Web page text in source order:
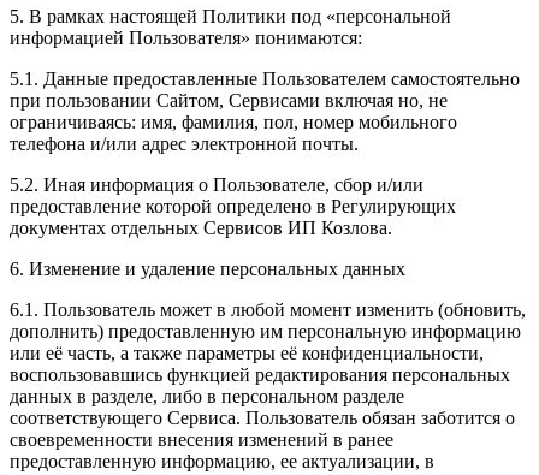
5. В рамках настоящей Политики под «персональной
информацией Пользователя» понимаются:
5.1. Данные предоставленные Пользователем самостоятельно
при пользовании Сайтом, Сервисами включая но, не
ограничиваясь: имя, фамилия, пол, номер мобильного
телефона и/или адрес электронной почты.
5.2. Иная информация о Пользователе, сбор и/или
предоставление которой определено в Регулирующих
документах отдельных Сервисов ИП Козлова.
6. Изменение и удаление персональных данных
6.1. Пользователь может в любой момент изменить (обновить,
дополнить) предоставленную им персональную информацию
или её часть, а также параметры её конфиденциальности,
воспользовавшись функцией редактирования персональных
данных в разделе, либо в персональном разделе
соответствующего Сервиса. Пользователь обязан заботится о
своевременности внесения изменений в ранее
предоставленную информацию, ее актуализации, в